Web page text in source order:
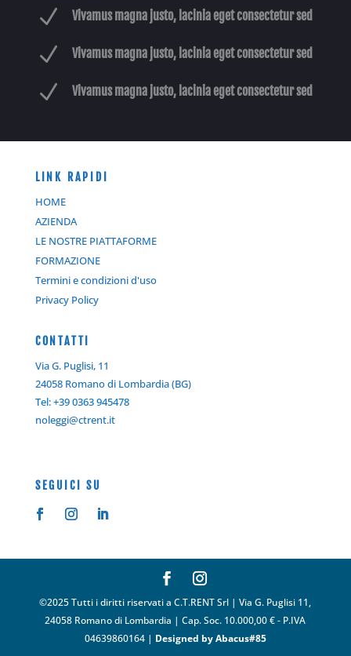
N Vivamus magna justo, lacinia eget consectetur sed
N Vivamus magna justo, lacinia eget consectetur sed
N Vivamus magna justo, lacinia eget consectetur sed
LINK RAPIDI
HOME
AZIENDA
LE NOSTRE PIATTAFORME
FORMAZIONE
Termini e condizioni d'uso
Privacy Policy
CONTATTI
Via G. Puglisi, 11
24058 Romano di Lombardia (BG)
Tel: +39 0363 945478
noleggi@ctrent.it
SEGUICI SU
©2025 Tutti i diritti riservati a C.T.RENT Srl | Via G. Puglisi 11,
24058 Romano di Lombardia | Cap. Soc. 10.000,00 € - P.IVA
04639860164 | Designed by Abacus#85